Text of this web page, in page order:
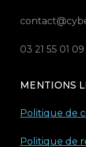
03 21 55 01 09
MENTIONS
Politique de
Politique de